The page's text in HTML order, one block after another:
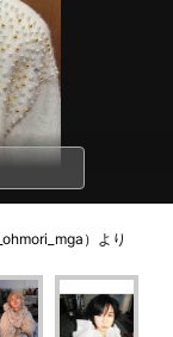
）より